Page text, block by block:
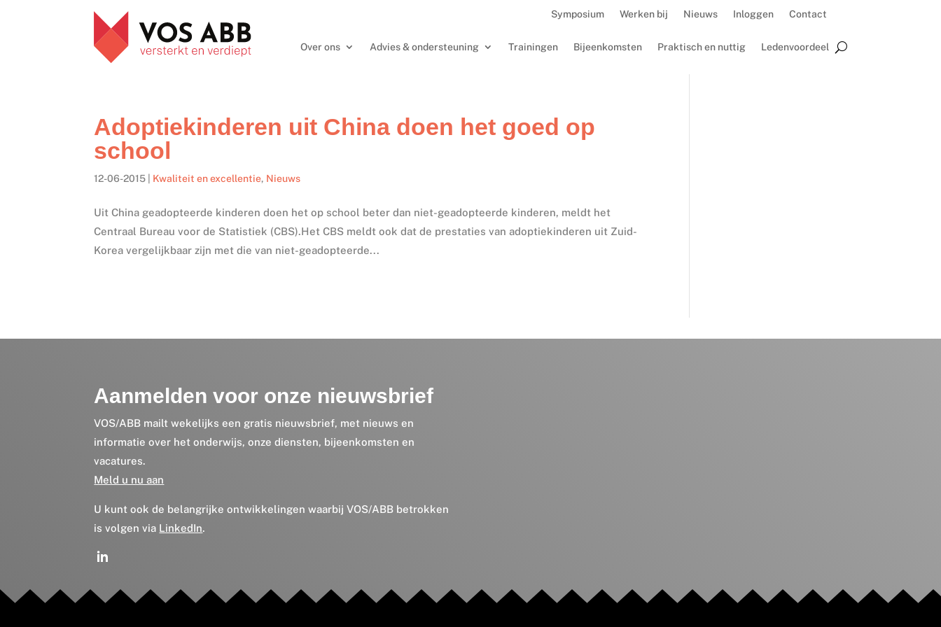
Symposium Werken bij Nieuws Inloggen Contact
Over ons Advies & ondersteuning Trainingen Bijeenkomsten Praktisch en nuttig Ledenvoordeel
Adoptiekinderen uit China doen het goed op
school
12-06-2015 Kwaliteit en excellentie, Nieuws
Uit China geadopteerde kinderen doen het op school beter dan niet-geadopteerde kinderen, meldt het
Centraal Bureau voor de Statistiek (CBS).Het CBS meldt ook dat de prestaties van adoptiekinderen uit Zuid-
Korea vergelijkbaar zijn met die van niet-geadopteerde...
Aanmelden voor onze nieuwsbrief
VOS/ABB mailt wekelijks een gratis nieuwsbrief, met nieuws en
informatie over het onderwijs, onze diensten, bijeenkomsten en
vacatures.
Meld u nu aan
U kunt ook de belangrijke ontwikkelingen waarbij VOS/ABB betrokken
is volgen via LinkedIn.